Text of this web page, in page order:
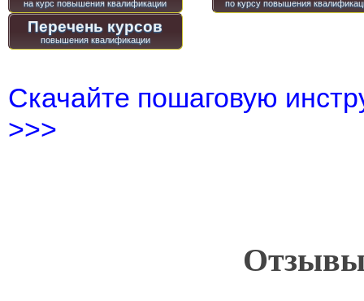
Перечень курсов
повышения квалификации
Скачайте пошаговую
>>>